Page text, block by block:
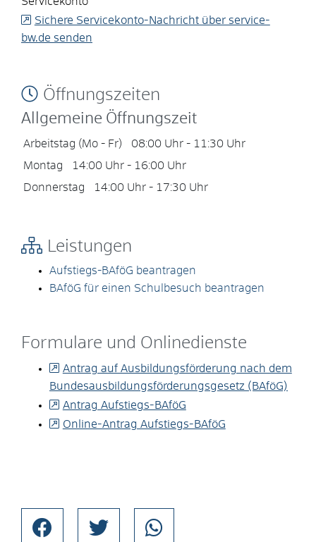
Sichere Servicekonto-Nachricht über service-
bw.de senden
Öffnungszeiten
Allgemeine Öffnungszeit
Arbeitstag (Mo - Fr) 08:00 Uhr - 11:30 Uhr
Montag
14:00 Uhr - 16:00 Uhr
Donnerstag
14:00 Uhr - 17:30 Uhr
Leistungen
Aufstiegs-BAföG beantragen
BAföG für einen Schulbesuch beantragen
Formulare und Onlinedienste
Antrag auf Ausbildungsförderung nach dem
Bundesausbildungsförderungsgesetz (BAföG)
Antrag Aufstiegs-BAföG
Online-Antrag Aufstiegs-BAföG